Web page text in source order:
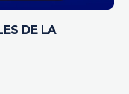
DE LA